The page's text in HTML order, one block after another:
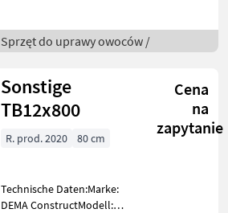
Wiege- und
Verpackungslinie, geeignet
Verarbeitung verschi
Sprzęt do uprawy owoców /
Sonstige
TB12x800
Cena
na
zapytanie
R. prod. 2020 80 cm
Technische Daten:Marke:
DEMA ConstructModell: